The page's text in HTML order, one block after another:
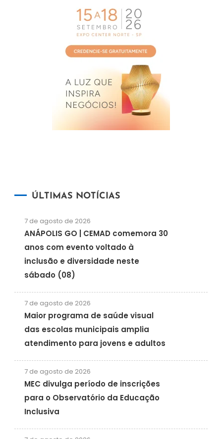
ÚLTIMAS NOTÍCIAS
7 de agosto de 2026
ANÁPOLIS GO | CEMAD comemora 30
anos com evento voltado à
inclusão e diversidade neste
sábado (08)
7 de agosto de 2026
Maior programa de saúde visual
das escolas municipais amplia
atendimento para jovens e adultos
7 de agosto de 2026
MEC divulga período de inscrições
para o Observatório da Educação
Inclusiva